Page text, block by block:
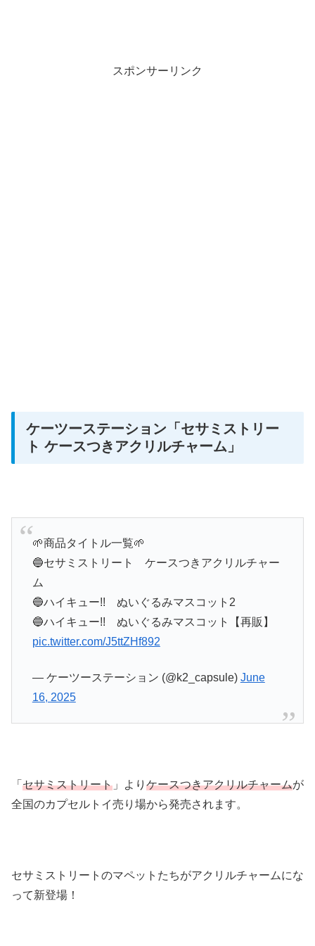
スポンサーリンク
ケーツーステーション 「セサミストリー
ト ケースつきアクリルチャーム」
🌱商品タイトル一覧🌱
🔵セサミストリート ケースつきアクリルチャー
ム
🔵ハイキュー!! ぬいぐるみマスコット2
🔵ハイキュー!! ぬいぐるみマスコット【再販】
pic.twitter.com/J5ttZHf892
— ケーツーステーション (@k2_capsule) June
16, 2025
「 セサミストリート 」より ケースつきアクリルチャームが
全国のカプセルトイ売り場から発売されます。
セサミストリートのマペットたちがアクリルチャームにな
って新登場！